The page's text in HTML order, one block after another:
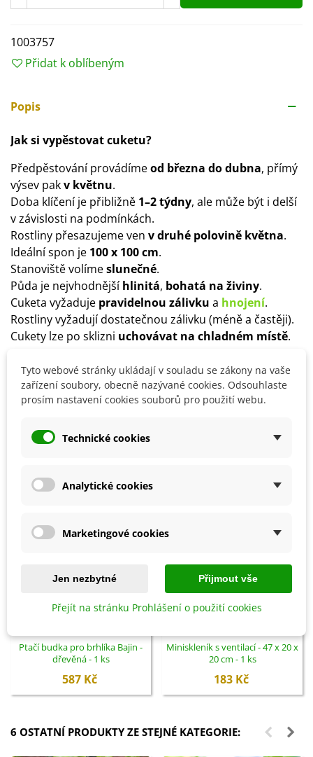
1003757
Přidat k oblíbeným
Popis
Jak si vypěstovat cuketu?
Předpěstování provádímeod března do dubna, přímý
výsev pakv květnu.
Doba klíčení je přibližně 1–2 týdny, ale může být i delší
v závislosti na podmínkách.
Rostliny přesazujeme ven v druhé polovině května.
Ideální spon je 100 x 100 cm.
Stanoviště volímeslunečné.
Půda je nejvhodnějšíhlinitá, bohatá na živiny.
Cuketa vyžaduje pravidelnou zálivku a hnojení.
Rostliny vyžadují dostatečnou zálivku (méně a častěji).
Cukety lze po sklizni uchovávat na chladném místě.
Detaily produktu
SOUVISEJÍCÍ PRODUKTY
Ptačí budka pro brhlíka Bajin -
dřevěná - 1 ks
587 Kč
Miniskleník s ventilací - 47 x 20 x
20 cm - 1 ks
183 Kč
6 OSTATNÍ PRODUKTY ZE STEJNÉ KATEGORIE:
Tyto webové stránky ukládají v souladu se zákony na vaše
zařízení soubory, obecně nazývané cookies. Odsouhlaste
prosím nastavení cookies souborů pro použití webu.
Technické cookies
Analytické cookies
Marketingové cookies
Jen nezbytné Přijmout vše
Přejít na stránku Prohlášení o použití cookies